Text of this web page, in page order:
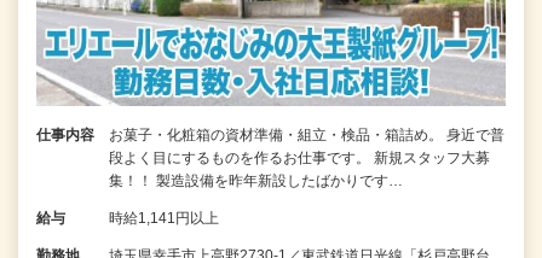
仕事内容
お菓子・化粧箱の資材準備・組立・検品・箱詰め。 身近で普
段よく目にするものを作るお仕事です。 新規スタッフ大募
集！！ 製造設備を昨年新設したばかりです…
給与 時給1,141円以上